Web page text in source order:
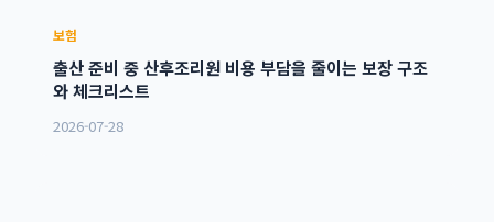
보험
출산 준비 중 산후조리원 비용 부담을 줄이는 보장 구조
와 체크리스트
2026-07-28